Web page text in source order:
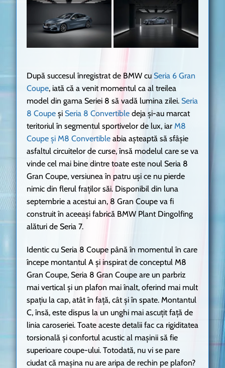
După succesul înregistrat de BMW cu Seria 6 Gran
Coupe, iată că a venit momentul ca al treilea
model din gama Seriei 8 să vadă lumina zilei. Seria
8 Coupeși Seria 8 Convertibledeja și-au marcat
teritoriul în segmentul sportivelor de lux, iar M8
Coupe și M8 Convertible abia așteaptă să sfâșie
asfaltul circuitelor de curse, însă modelul care se va
vinde cel mai bine dintre toate este noul Seria 8
Gran Coupe, versiunea în patru uși ce nu pierde
nimic din flerul fraților săi. Disponibil din luna
septembrie a acestui an, 8 Gran Coupe va fi
construit în aceeași fabrică BMW Plant Dingolfing
alături de Seria 7.
Identic cu Seria 8 Coupe până în momentul în care
începe montantul A și inspirat de conceptul M8
Gran Coupe, Seria 8 Gran Coupe are un parbriz
mai vertical și un plafon mai înalt, oferind mai mult
spațiu la cap, atât în față, cât și în spate. Montantul
C, însă, este dispus la un unghi mai ascuțit față de
linia caroseriei. Toate aceste detalii fac ca rigiditatea
torsională și confortul acustic al mașinii să fie
superioare coupe-ului. Totodată, nu vi se pare
ciudat că mașina nu are aripa de rechin pe plafon?